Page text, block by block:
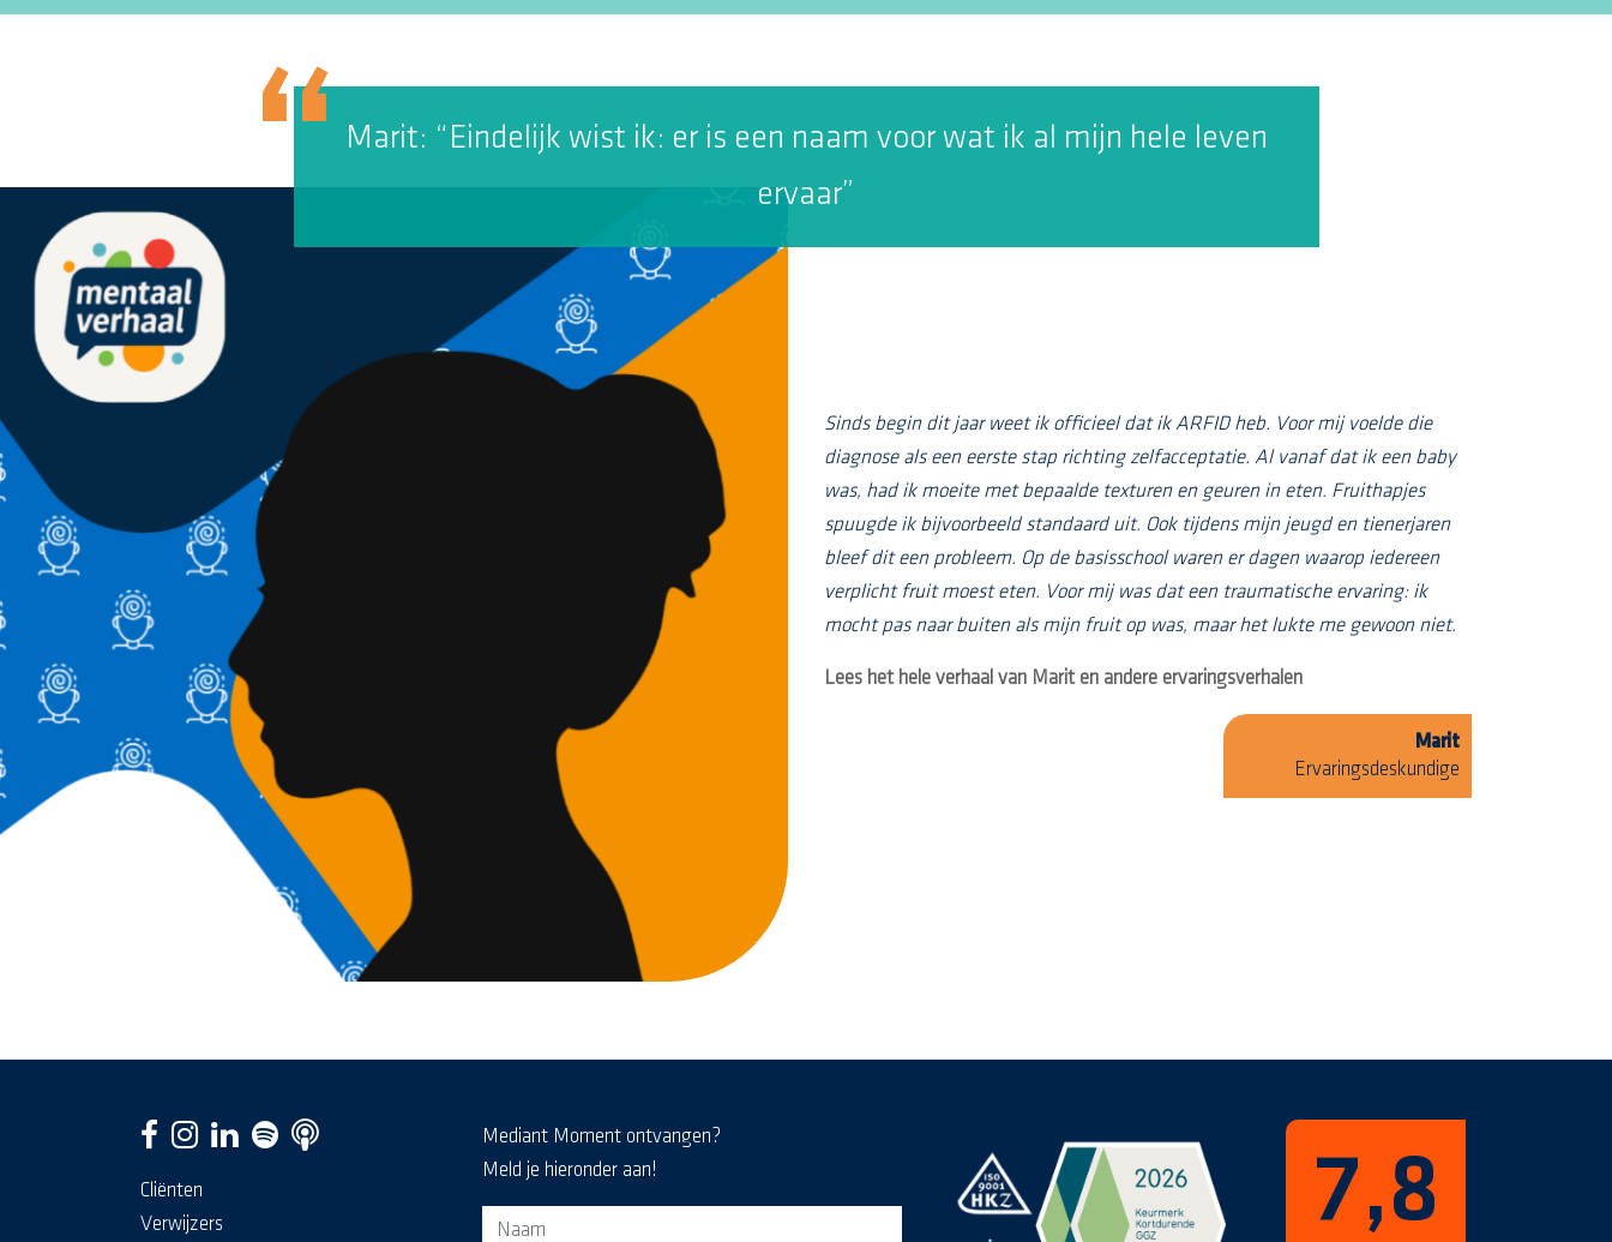
Marit: “Eindelijk wist ik: er is een naam voor wat ik al mijn hele leven
ervaar”
Sinds begin dit jaar weet ik officieel dat ik ARFID heb. Voor mij voelde die
diagnose als een eerste stap richting zelfacceptatie. Al vanaf dat ik een baby
was, had ik moeite met bepaalde texturen en geuren in eten. Fruithapjes
spuugde ik bijvoorbeeld standaard uit. Ook tijdens mijn jeugd en tienerjaren
bleef dit een probleem. Op de basisschool waren er dagen waarop iedereen
verplicht fruit moest eten. Voor mij was dat een traumatische ervaring: ik
mocht pas naar buiten als mijn fruit op was, maar het lukte me gewoon niet.
Lees het hele verhaal van Marit en andere ervaringsverhalen
Marit
Ervaringsdeskundige
Cliënten
Verwijzers
Mediant Moment ontvangen?
Meld je hieronder aan!
Aanmeldformulier voor de MediaKrant 7,8